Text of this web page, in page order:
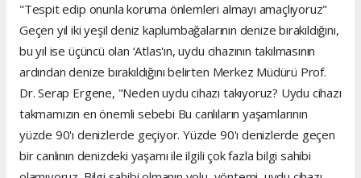
"Tespit edip onunla koruma önlemleri almayı amaçlıyoruz"
Geçen yıl iki yeşil deniz kaplumbağalarının denize bırakıldığını,
bu yıl ise üçüncü olan ‘Atlas'ın, uydu cihazının takılmasının
ardından denize bırakıldığını belirten Merkez Müdürü Prof.
Dr. Serap Ergene, "Neden uydu cihazı takıyoruz? Uydu cihazı
takmamızın en önemli sebebi Bu canlıların yaşamlarının
yüzde 90'ı denizlerde geçiyor. Yüzde 90'ı denizlerde geçen
bir canlının denizdeki yaşamı ile ilgili çok fazla bilgi sahibi